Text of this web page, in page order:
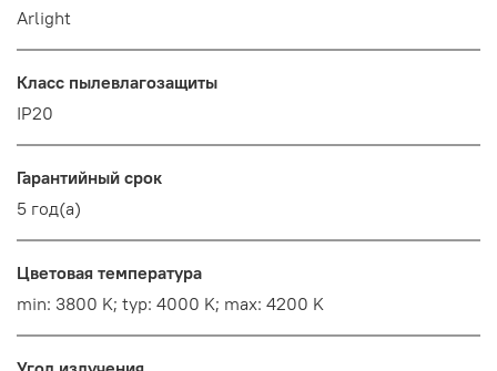
Arlight
Класс пылевлагозащиты
IP20
Гарантийный срок
5 год(а)
Цветовая температура
min: 3800 K; typ: 4000 K; max: 4200 K